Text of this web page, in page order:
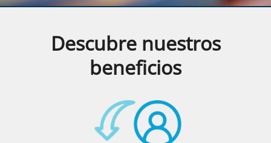
Descubre nuestros
beneficios